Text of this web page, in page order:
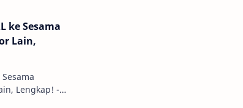
ke Sesama
Lain,
Lengkap! -